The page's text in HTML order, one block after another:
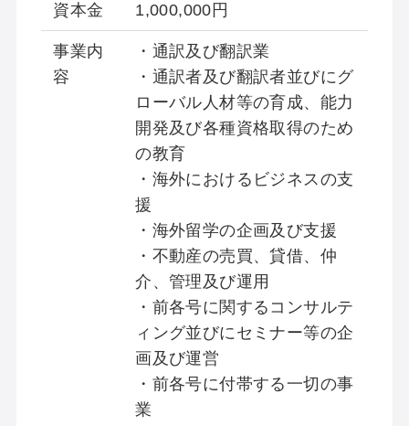
資本金 1,000,000円
事業内
容
・通訳及び翻訳業
・通訳者及び翻訳者並びにグ
ローバル人材等の育成、能力
開発及び各種資格取得のため
の教育
・海外におけるビジネスの支
援
・海外留学の企画及び支援
・不動産の売買、貸借、仲
介、管理及び運用
・前各号に関するコンサルテ
ィング並びにセミナー等の企
画及び運営
・前各号に付帯する一切の事
業